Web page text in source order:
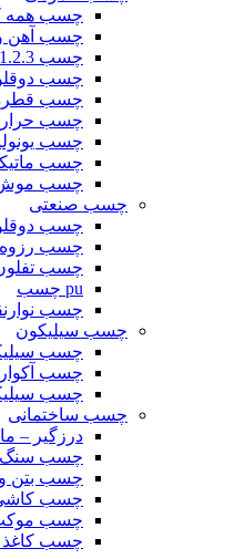
چسب همه
چسب آهن
چسب 1.2.3
چسب
چسب
چسب
چسب
چسب
چسب
چسب صنعتی
چسب
چسب رزوه
چسب
pu چسب
چسب
چسب سیلیکون
چسب
چسب
چسب
چسب ساختمانی
درزگیر –
چسب سنگ
چسب بتن
چسب
چسب
چسب کاغذ